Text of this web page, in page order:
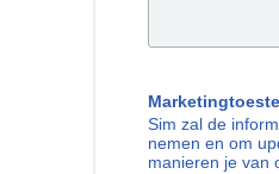
Sim zal de
nemen en om
manieren je van